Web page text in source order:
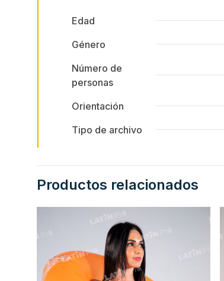
Edad
Género
Número de
personas
Orientación
Tipo de archivo
Productos relacionados